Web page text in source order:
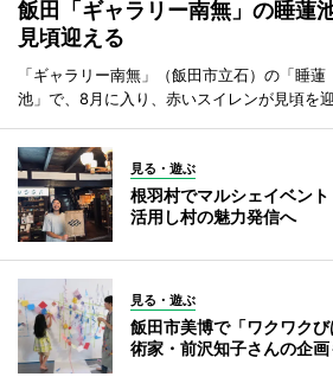
飯田「ギャラリー南無」の睡
見頃迎える
「ギャラリー南無」（飯田市立石）の「睡蓮
池」で、8月に入り、赤いスイレンが見頃を迎
見る・遊ぶ
根羽村でマルシェイベン
活用し村の魅力発信へ
見る・遊ぶ
飯田市美博で「ワクワク
術家・前沢知子さんの企画